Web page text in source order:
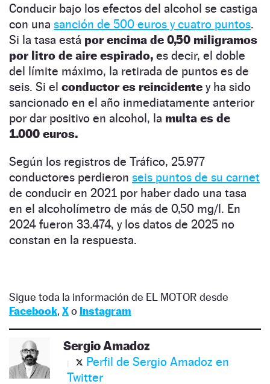
Conducir bajo los efectos del alcohol se castiga
con una sanción de 500 euros y cuatro puntos.
Si la tasa está por encima de 0,50 miligramos
por litro de aire espirado, es decir, el doble
del límite máximo, la retirada de puntos es de
seis. Si el conductor es reincidente y ha sido
sancionado en el año inmediatamente anterior
por dar positivo en alcohol, la multa es de
1.000 euros.
Según los registros de Tráfico, 25.977
conductores perdieron seis puntos de su carnet
de conducir en 2021 por haber dado una tasa
en el alcoholímetro de más de 0,50 mg/l. En
2024 fueron 33.474, y los datos de 2025 no
constan en la respuesta.
Sigue toda la información de EL MOTOR desde
Facebook, Xo Instagram
Sergio Amadoz
Perfil de Sergio Amadoz en
Twitter